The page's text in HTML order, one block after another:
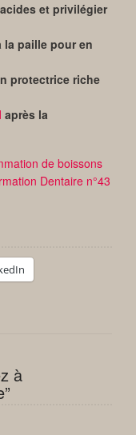
et privilégier
la paille pour en
protectrice riche
après la
de boissons
Dentaire n°43
à